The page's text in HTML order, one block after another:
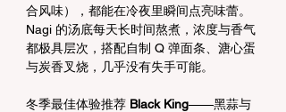
合风味），都能在冷夜里瞬间点亮味蕾。
Nagi 的汤底每天长时间熬煮，浓度与香气
都极具层次，搭配自制 Q 弹面条、溏心蛋
与炭香叉烧，几乎没有失手可能。
冬季最佳体验推荐 Black King——黑蒜与